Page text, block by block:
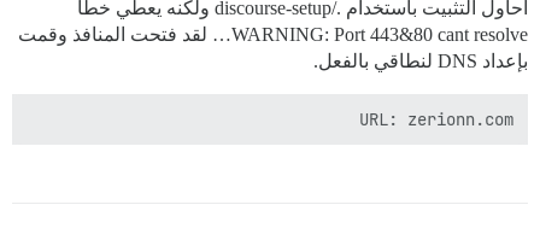
أحاول التثبيت باستخدام ./discourse-setup ولكنه يعطي خطأ
WARNING: Port 443&80 cant resolve… لقد فتحت المنافذ وقمت
بإعداد DNS لنطاقي بالفعل.
URL: zerionn.com